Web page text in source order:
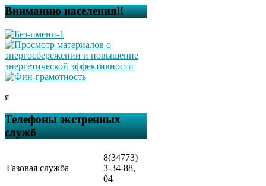
Вниманию населения!!
я
Телефоны экстренных
служб
Газовая служба
8(34773)
3-34-88,
04